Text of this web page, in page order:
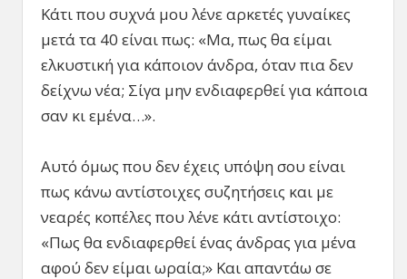
Κάτι που συχνά μου λένε αρκετές γυναίκες
μετά τα 40 είναι πως: «Μα, πως θα είμαι
ελκυστική για κάποιον άνδρα, όταν πια δεν
δείχνω νέα; Σίγα μην ενδιαφερθεί για κάποια
σαν κι εμένα…».
Αυτό όμως που δεν έχεις υπόψη σου είναι
πως κάνω αντίστοιχες συζητήσεις και με
νεαρές κοπέλες που λένε κάτι αντίστοιχο:
«Πως θα ενδιαφερθεί ένας άνδρας για μένα
αφού δεν είμαι ωραία;» Και απαντάω σε